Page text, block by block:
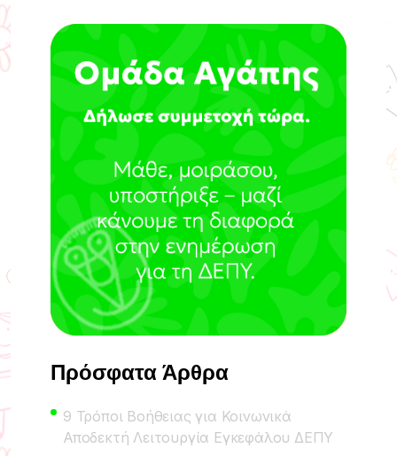
Πρόσφατα Άρθρα
9 Τρόποι Βοήθειας για Κοινωνικά
Αποδεκτή Λειτουργία Εγκεφάλου ΔΕΠΥ